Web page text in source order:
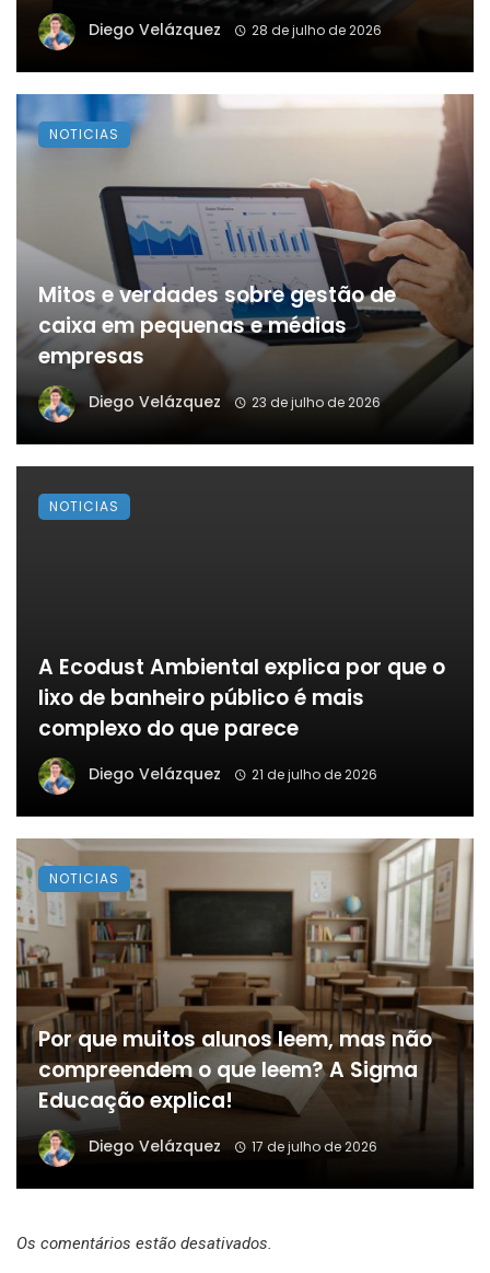
Diego Velázquez 28 de julho de 2026
Mitos e verdades sobre gestão de
caixa em pequenas e médias
empresas
Diego Velázquez 23 de julho de 2026
NOTICIAS
A Ecodust Ambiental explica por que o
lixo de banheiro público é mais
complexo do que parece
Diego Velázquez 21 de julho de 2026
NOTICIAS
Por que muitos alunos leem, mas não
compreendem o que leem? A Sigma
Educação explica!
Diego Velázquez 17 de julho de 2026
NOTICIAS
Os comentários estão desativados.